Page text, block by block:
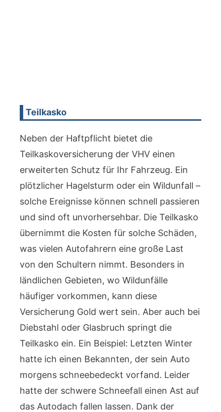
Teilkasko
Neben der Haftpflicht bietet die
Teilkaskoversicherung der VHV einen
erweiterten Schutz für Ihr Fahrzeug. Ein
plötzlicher Hagelsturm oder ein Wildunfall –
solche Ereignisse können schnell passieren
und sind oft unvorhersehbar. Die Teilkasko
übernimmt die Kosten für solche Schäden,
was vielen Autofahrern eine große Last
von den Schultern nimmt. Besonders in
ländlichen Gebieten, wo Wildunfälle
häufiger vorkommen, kann diese
Versicherung Gold wert sein. Aber auch bei
Diebstahl oder Glasbruch springt die
Teilkasko ein. Ein Beispiel: Letzten Winter
hatte ich einen Bekannten, der sein Auto
morgens schneebedeckt vorfand. Leider
hatte der schwere Schneefall einen Ast auf
das Autodach fallen lassen. Dank der